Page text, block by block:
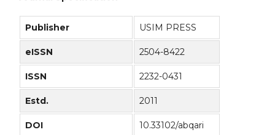
Publisher USIM PRESS
eISSN 2504-8422
ISSN 2232-0431
Estd. 2011
DOI 10.33102/abqari